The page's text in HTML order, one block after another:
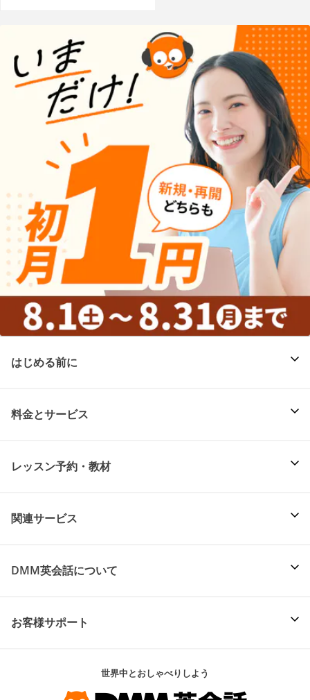
はじめる前に
料金とサービス
レッスン予約・教材
関連サービス
DMM英会話について
お客様サポート
世界中とおしゃべりしよう